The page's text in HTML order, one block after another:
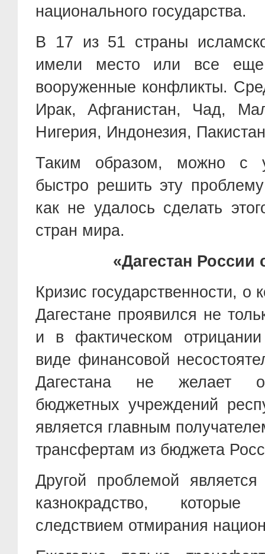
национального государства.
В 17 из 51 страны
имели место или все еще
вооруженные конфликты.
Ирак, Афганистан, Чад,
Нигерия, Индонезия,
Таким образом, можно с
быстро решить эту
как не удалось сделать
стран мира.
«Дагестан
Кризис государственности,
Дагестане проявился не
и в фактическом
виде финансовой
Дагестана не желает
бюджетных учреждений
является главным
трансфертам из бюджета
Другой проблемой
казнокрадство,
следствием отмирания